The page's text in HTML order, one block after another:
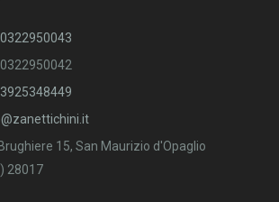
15, San Maurizio d'Opaglio
28017